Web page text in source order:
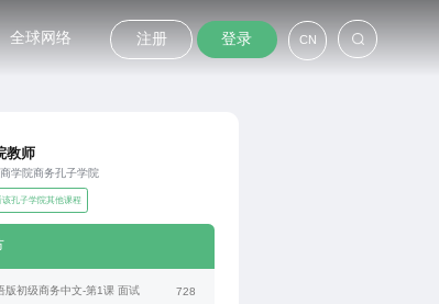
全球网络 注册 登录 CN
教师
学院商务孔子学院
该孔子学院其他课程
版初级商务中文-第1课 面试 728